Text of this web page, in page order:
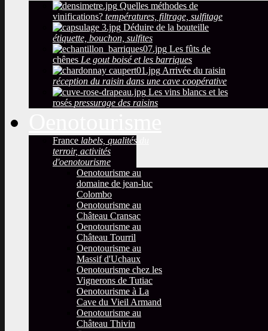
Quelles méthodes de
vinifications? températures, filtrage, sulfitage
Déduire de la bouteille
étiquette, bouchon, sulfites
Les fûts de
chênes Le gout boisé et les barriques
Arrivée du raisin
réception du raisin dans une cave coopérative
Les vins blancs et les
rosés pressurage des raisins
France labels, qualités du
terroir, activités
d'oenotourisme
Oenotourisme au
domaine de jean-luc
Colombo
Oenotourisme au
Château Cransac
Oenotourisme au
Château Tourril
Oenotourisme au
Massif d'Uchaux
Oenotourisme chez les
Vignerons de Tutiac
Oenotourisme à La
Cave du Vieil Armand
Oenotourisme au
Château Thivin